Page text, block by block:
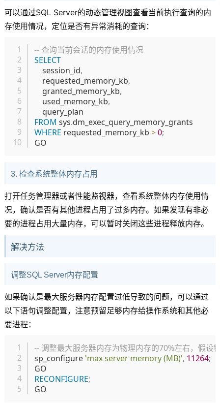
可以通过SQL Server的动态管理视图查看当前执行查询的内
存使用情况，定位是否有异常消耗的查询：
-- 查询当前会话的内存使用情况
SELECT
    session_id
,
    requested_memory_kb
,
    granted_memory_kb
,
    used_memory_kb
,
FROM sys.
WHERE requested_memory_kb >0;
3. 检查系统整体内存占用
打开任务管理器或者性能监视器，查看系统整体内存使用情
况，确认是否有其他进程占用了过多内存。如果发现有非必
要的进程占用大量内存，可以暂时关闭这些进程释放内存。
解决方法
调整SQL Server内存配置
如果确认是最大服务器内存配置过低导致的问题，可以通过
以下语句调整配置，注意预留足够内存给操作系统和其他必
要进程：
-- 调整最大服务器内存为物理内存的70%左右，假设
sp_configure 'max server memory (MB)', 11264;
RECONFIGURE;
复制